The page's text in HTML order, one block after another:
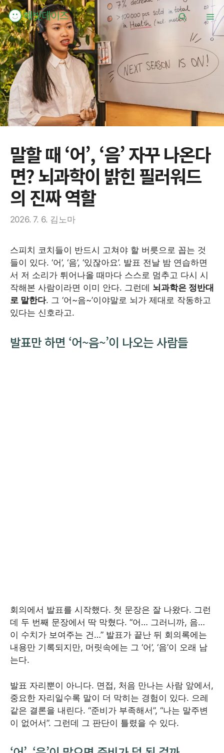
컨
텐
츠
로
건
너
뛰
기
메
말할 때 ‘어’, ‘음’ 자꾸 나온다
면? 뇌과학이 밝힌 필러워드
의 진짜 역할
2026. 7. 6. 김노마
스피치 코치들이 반드시 고쳐야 할 버릇으로 꼽는 것
들이 있다. ‘어’, ‘음’, ‘있잖아요’. 발표 전날 밤 연습하면
서 저 소리가 튀어나올 때마다 스스로 멈추고 다시 시
작해본 사람이라면 이미 안다. 그런데 뇌과학은 정반대
로 말한다. 그 ‘어~음~’이야말로 뇌가 제대로 작동하고
있다는 신호라고.
발표만 하면 ‘어~음~’이 나오는 사람들
회의에서 발표를 시작했다. 첫 문장은 잘 나왔다. 그런
데 두 번째 문장에서 딱 막혔다. “어… 그러니까, 음…
이 수치가 보여주는 건…” 발표가 끝난 뒤 회의록에는
내용만 기록되지만, 머릿속에는 그 ‘어’, ‘음’이 오래 남
는다.
발표 자리뿐이 아니다. 면접, 처음 만나는 사람 앞에서,
중요한 자리일수록 말이 더 막히는 경험이 있다. 으레
같은 결론을 내린다. “준비가 부족해서”, “나는 말주변
이 없어서”. 그런데 그 판단이 틀렸을 수 있다.